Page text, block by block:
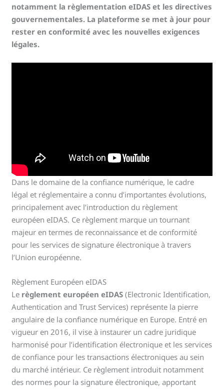
notamment la règlementation eIDAS et les directives
gouvernementales. La plateforme se met à jour pour
rester en conformité avec les nouvelles exigences
légales.
Dans le domaine de la confiance numérique, le cadre
légal et réglementaire a connu d’importantes évolutions,
principalement avec l’introduction du règlement
européen eIDAS. Ce règlement marque un tournant
majeur en termes de reconnaissance et de conformité
pour les services de signature électronique à travers
l’Union européenne.
Règlement Européen eIDAS
Le règlement européen eIDAS (Electronic Identification,
Authentication and Trust Services) représente la pierre
angulaire de la confiance numérique en Europe. Entré en
vigueur en 2016, il vise à instaurer un cadre juridique
harmonisé pour l’identification électronique et les services
de confiance pour les transactions électroniques au sein
du marché intérieur. Ce règlement introduit notamment
des normes pour la signature électronique, apportant